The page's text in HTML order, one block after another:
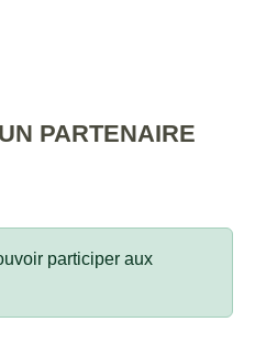
PARTENAIRE
participer aux